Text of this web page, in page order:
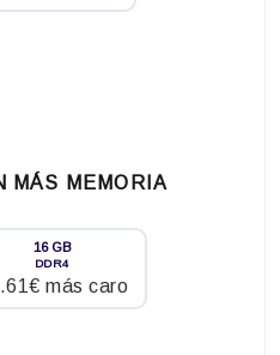
MÁS MEMORIA
16 GB
DDR4
más caro